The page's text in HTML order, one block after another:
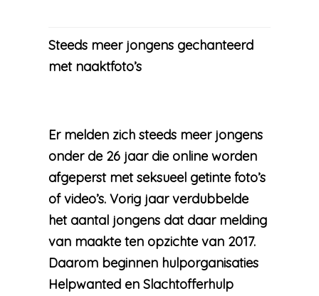
Steeds meer jongens gechanteerd
met naaktfoto’s
Er melden zich steeds meer jongens
onder de 26 jaar die online worden
afgeperst met seksueel getinte foto’s
of video’s. Vorig jaar verdubbelde
het aantal jongens dat daar melding
van maakte ten opzichte van 2017.
Daarom beginnen hulporganisaties
Helpwanted en Slachtofferhulp